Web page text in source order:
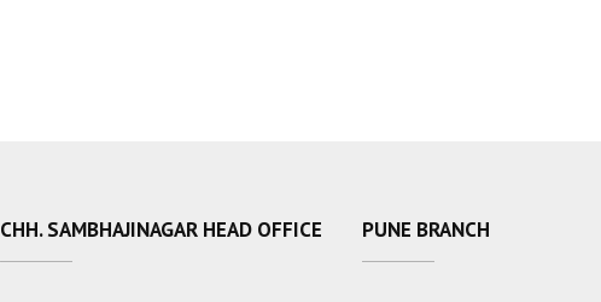
CHH. SAMBHAJINAGAR HEAD OFFICE PUNE BRANCH